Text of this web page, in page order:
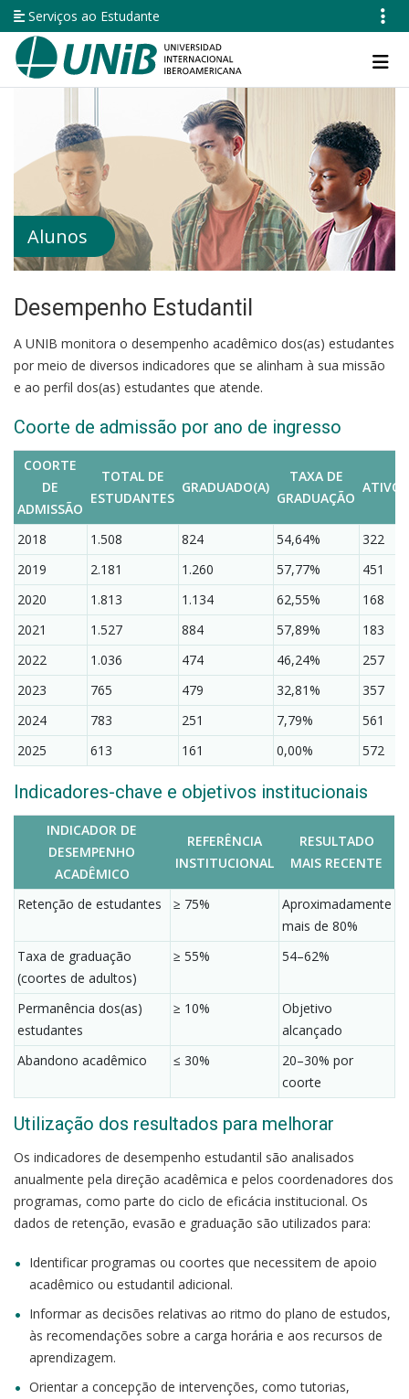
Pular
para
conteúdo
Serviços ao Estudante
Navegación
principal
Alunos
Desempenho Estudantil
A UNIB monitora o desempenho acadêmico dos(as) estudantes
por meio de diversos indicadores que se alinham à sua missão
e ao perfil dos(as) estudantes que atende.
Coorte de admissão por ano de ingresso
COORTE
DE
ADMISSÃO
TOTAL DE
ESTUDANTES
GRADUADO(A)
TAXA DE
GRADUAÇÃO
2018 1.508 824 54,64%
322
2019
2.181 1.260 57,77%
451
2020
1.813 1.134 62,55%
168
2021
1.527 884 57,89%
183
2022
1.036 474 46,24%
257
2023
765 479 32,81%
357
2024
783 251 7,79%
561
2025
613 161 0,00% 572
Indicadores-chave e objetivos institucionais
INDICADOR DE
DESEMPENHO
ACADÊMICO
REFERÊNCIA
INSTITUCIONAL
RESULTADO
MAIS RECENTE
Retenção de estudantes ≥ 75%
Aproximadamente
mais de 80%
Taxa de graduação
(coortes de adultos)
≥ 55% 54–62%
Permanência dos(as)
estudantes
≥ 10%
Objetivo
alcançado
Abandono acadêmico
≤ 30%
20–30% por
coorte
Utilização dos resultados para melhorar
Os indicadores de desempenho estudantil são analisados
anualmente pela direção acadêmica e pelos coordenadores dos
programas, como parte do ciclo de eficácia institucional. Os
dados de retenção, evasão e graduação são utilizados para:
Identificar programas ou coortes que necessitem de apoio
acadêmico ou estudantil adicional.
Informar as decisões relativas ao ritmo do plano de estudos,
às recomendações sobre a carga horária e aos recursos de
aprendizagem.
Orientar a concepção de intervenções, como tutorias,